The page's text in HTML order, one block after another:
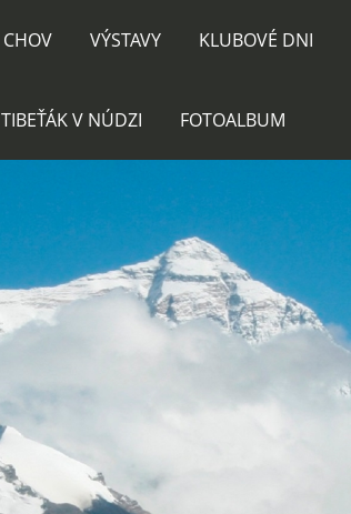
CHOV VÝSTAVY KLUBOVÉ DNI
TIBEŤÁK V NÚDZI FOTOALBUM